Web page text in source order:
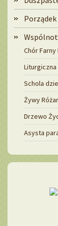
Chór Farny
Liturgiczna
Schola
Żywy
Drzewo
Asysta